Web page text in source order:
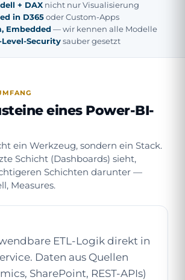
+ DAX nicht nur Visualisierung
in D365 oder Custom-Apps
Embedded — wir kennen alle Modelle
Level-Securitysauber gesetzt
eines Power-BI-
ein Werkzeug, sondern ein Stack.
Schicht (Dashboards) sieht,
Schichten darunter —
Measures.
ETL-Logik direkt in
Daten aus Quellen
SharePoint, REST-APIs)